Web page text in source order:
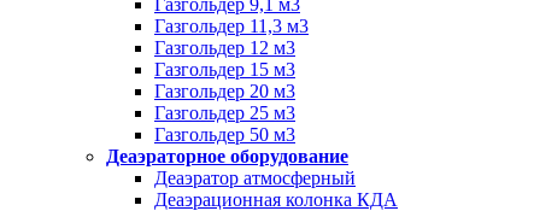
Газгольдер 9,1 м3
Газгольдер 11,3 м3
Газгольдер 12 м3
Газгольдер 15 м3
Газгольдер 20 м3
Газгольдер 25 м3
Газгольдер 50 м3
Деаэраторное оборудование
Деаэратор атмосферный
Деаэрационная колонка КДА